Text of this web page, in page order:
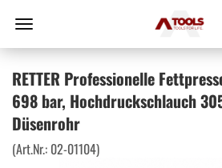
RETTER Professionelle
698 bar, Hochdruckschlauch
Düsenrohr
(Art.Nr.: 02-01104)